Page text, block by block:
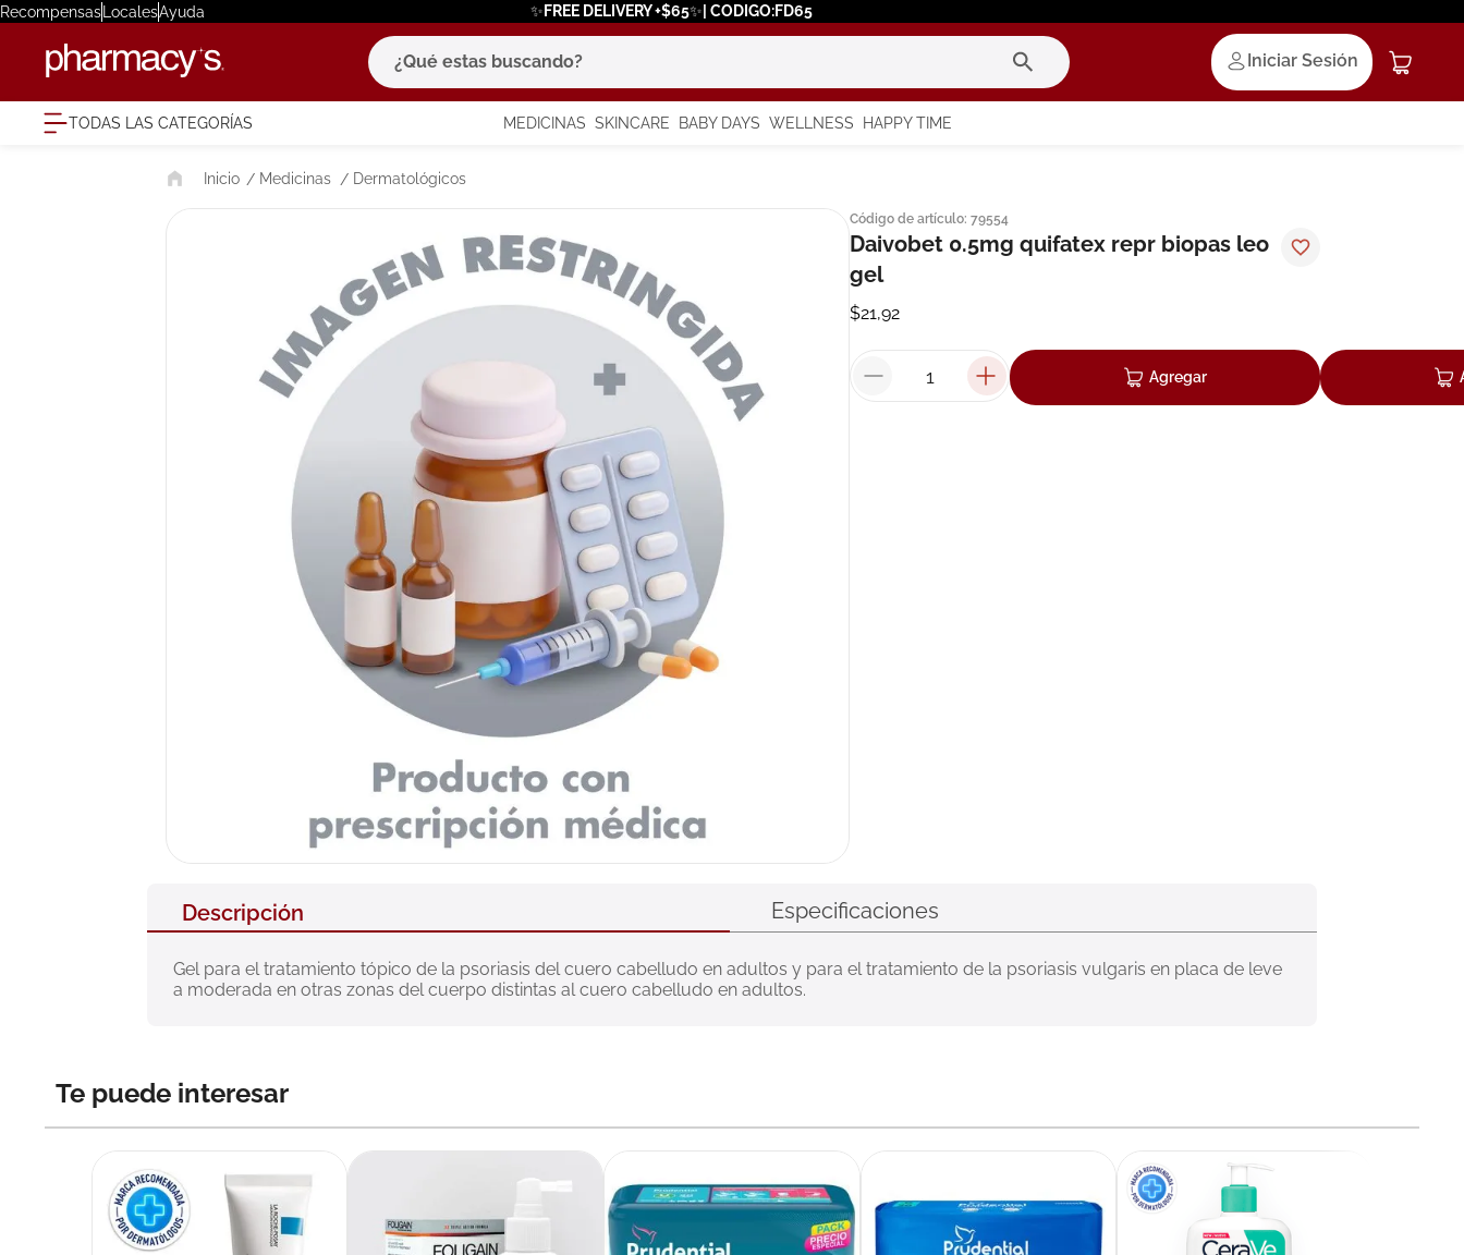
RecompensasLocalesAyuda ✨FREE DELIVERY +$65✨| CODIGO:FD65
¿Qué estas buscando?
Iniciar Sesión
TODAS LAS CATEGORÍAS MEDICINAS SKINCARE BABY DAYS WELLNESS HAPPY TIME
Medicinas Dermatológicos
Código de artículo: 79554
Daivobet 0.5mg quifatex repr biopas leo
gel
$21,92
Agregar
Descripción Especificaciones
Gel para el tratamiento tópico de la psoriasis del cuero cabelludo en adultos y para el tratamiento de la psoriasis vulgaris en placa de leve
a moderada en otras zonas del cuerpo distintas al cuero cabelludo en adultos.
Te puede interesar
términos más buscados
1. eucerin
3. bioderma
7.
. roche posay
9. nivea
10 pañales